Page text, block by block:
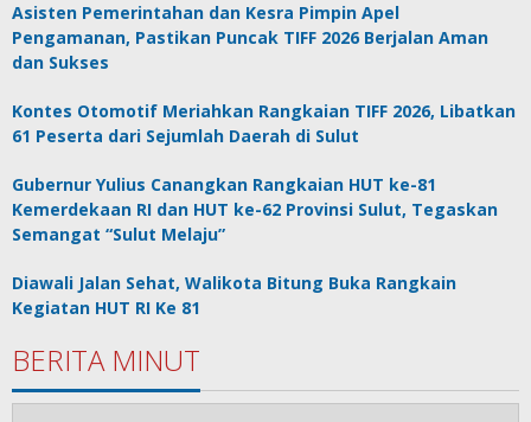
Asisten Pemerintahan dan Kesra Pimpin Apel
Pengamanan, Pastikan Puncak TIFF 2026 Berjalan Aman
dan Sukses
Kontes Otomotif Meriahkan Rangkaian TIFF 2026, Libatkan
61 Peserta dari Sejumlah Daerah di Sulut
Gubernur Yulius Canangkan Rangkaian HUT ke-81
Kemerdekaan RI dan HUT ke-62 Provinsi Sulut, Tegaskan
Semangat “Sulut Melaju”
Diawali Jalan Sehat, Walikota Bitung Buka Rangkain
Kegiatan HUT RI Ke 81
BERITA MINUT